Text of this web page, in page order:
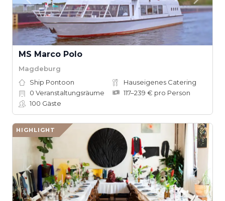
MS Marco Polo
Magdeburg
Ship Pontoon
Hauseigenes Catering
0 Veranstaltungsräume
117–239 € pro Person
100 Gäste
HIGHLIGHT